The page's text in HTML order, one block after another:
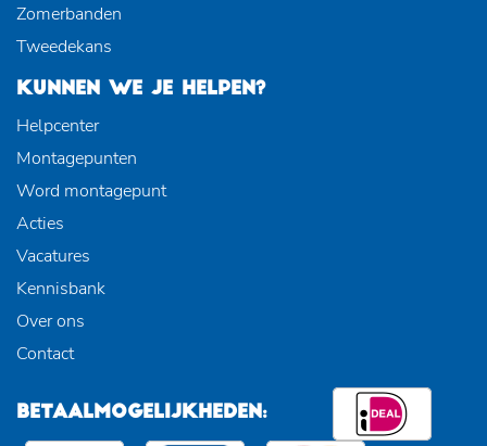
Zomerbanden
Tweedekans
KUNNEN WE JE HELPEN?
Helpcenter
Montagepunten
Word montagepunt
Acties
Vacatures
Kennisbank
Over ons
Contact
BETAALMOGELIJKHEDEN: